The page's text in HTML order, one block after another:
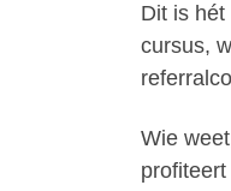
Dit is
cursus,
Wie